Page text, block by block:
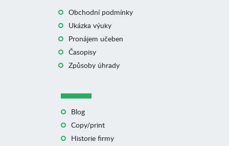
Obchodní podmínky
Ukázka výuky
Pronájem učeben
Časopisy
Způsoby úhrady
Blog
Copy/print
Historie firmy